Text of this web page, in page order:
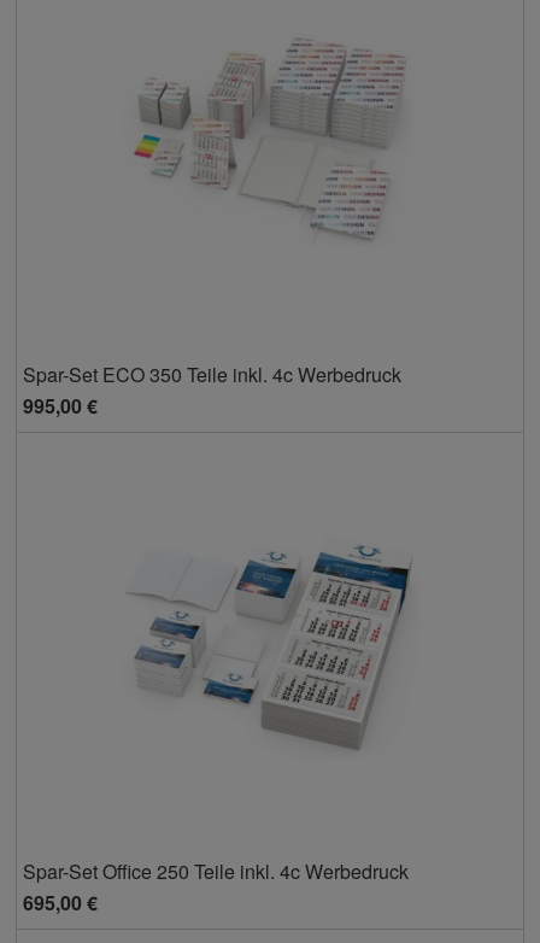
Spar-Set ECO 350 Teile inkl. 4c Werbedruck
995,00 €
Spar-Set Office 250 Teile inkl. 4c Werbedruck
695,00 €